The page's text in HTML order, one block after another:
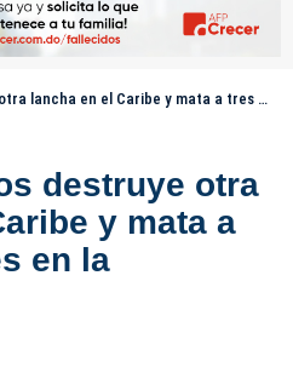
el Caribe y mata a tres tripulantes en la operación
destruye otra
y mata a
en la